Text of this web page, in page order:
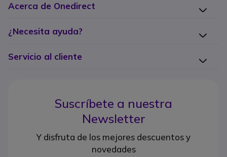
Acerca de Onedirect
¿Necesita ayuda?
Servicio al cliente
Suscríbete a nuestra
Newsletter
Y disfruta de los mejores descuentos y
novedades